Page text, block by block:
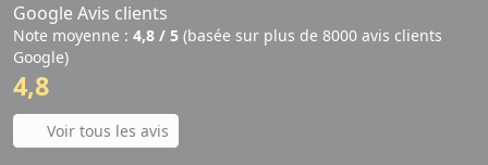
Google Avis clients
Note moyenne : 4,8 / 5 (basée sur plus de 8000 avis clients
Google)
4,8
Voir tous les avis